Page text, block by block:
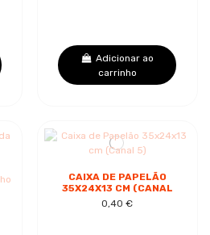
Adicionar ao
carrinho
CAIXA DE PAPELÃO
35X24X13 CM (CANAL
5)
0,40 €